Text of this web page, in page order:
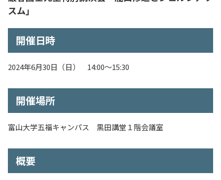
卒業生の方
学部・大学院・施設
研究・産学官連携
国際交流・留学
スム」
開催日時
2024年6月30日（日） 14:00～15:30
開催場所
富山大学五福キャンパス 黒田講堂１階会議室
概要